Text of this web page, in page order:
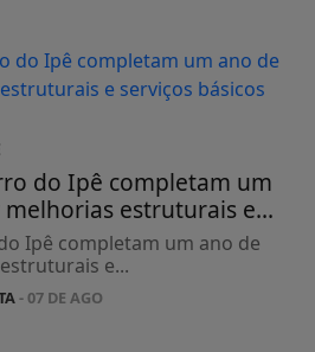
do Ipê completam um
estruturais e...
Ipê completam um ano de
e...
- 07 DE AGO